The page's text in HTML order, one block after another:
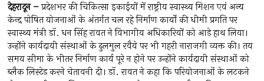
देहरादून –प्रदेशभर की चिकित्सा इकाईयों में राष्ट्रीय स्वास्थ्य मिशन एवं अन्य
केन्द्र पोषित योजनाओं के अंतर्गत चल रहे निर्माण कार्यों की धीमी प्रगति पर
स्वास्थ्य मंत्री डॉ. धन सिंह रावत ने विभागीय अधिकारियों को आड़े हाथ लिया।
उन्होंने कार्यदायी संस्थाओं के ढुलमुल रवैये पर भी गहरी नाराजगी व्यक्त की। तय
समय सीमा के भीतर निर्माण कार्य पूरे न होने पर उन्होंने कार्यदायी संस्थाओं को
ब्लैक लिस्टेड करने चेतावनी दी। डॉ. रावत ने कहा कि परियोजनाओं के लटकने